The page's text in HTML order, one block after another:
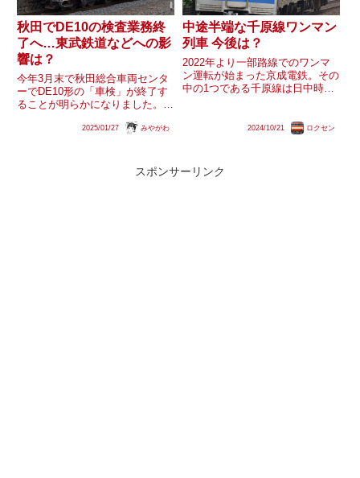
秋田でDE10の検査業務終
了へ…東武鉄道などへの影
響は？
今年3月末で秋田総合車両センタ
ーでDE10形の「車検」が終了す
ることが明らかになりました。こ
シリーズを導入することになりま
委託しています。東武鉄...
2025/01/27 みやがわ
中途半端な千原線ワンマン
列車 今後は？
2022年より一部路線でのワンマ
ン運転が始まった京成電鉄。その
中の1つである千原線は日中時間
マン列車が混在する運行体系とな
2024/10/21 ロクセン
スポンサーリンク